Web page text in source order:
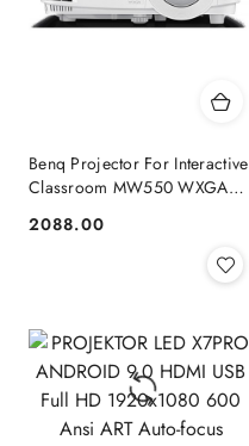
Benq Projector For Interactive
Classroom MW550 WXGA
lumens, White
Cena:
2088.00